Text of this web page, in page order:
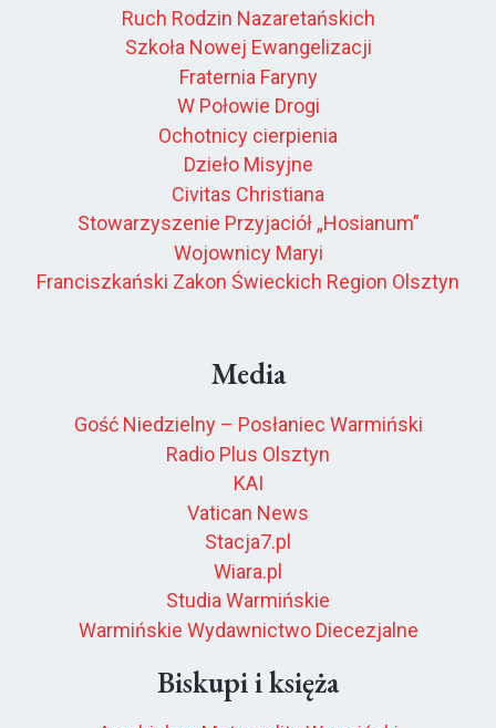
Ruch Rodzin Nazaretańskich
Szkoła Nowej Ewangelizacji
Fraternia Faryny
W Połowie Drogi
Ochotnicy cierpienia
Dzieło Misyjne
Civitas Christiana
Stowarzyszenie Przyjaciół „Hosianum”
Wojownicy Maryi
Franciszkański Zakon Świeckich Region Olsztyn
Media
Gość Niedzielny – Posłaniec Warmiński
Radio Plus Olsztyn
KAI
Vatican News
Stacja7.pl
Wiara.pl
Studia Warmińskie
Warmińskie Wydawnictwo Diecezjalne
Biskupi i księża